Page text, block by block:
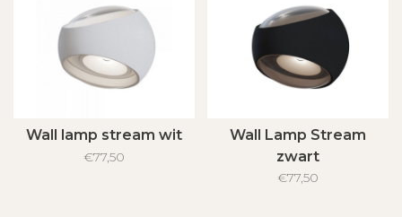
Wall lamp stream wit
€77,50
Wall Lamp Stream
zwart
€77,50